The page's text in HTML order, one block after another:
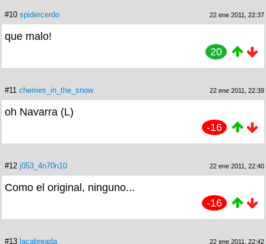
#10 spidercerdo 22 ene 2011, 22:37
que malo!
20
#11 cherries_in_the_snow 22 ene 2011, 22:39
oh Navarra (L)
-16
#12 j053_4n70n10 22 ene 2011, 22:40
Como el original, ninguno...
-16
#13 lacabreada 22 ene 2011, 22:42